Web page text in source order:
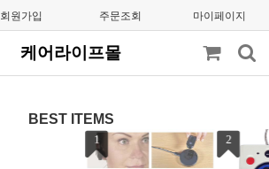
회원가입 주문조회 마이페이지
케어라이프몰
BEST ITEMS
3